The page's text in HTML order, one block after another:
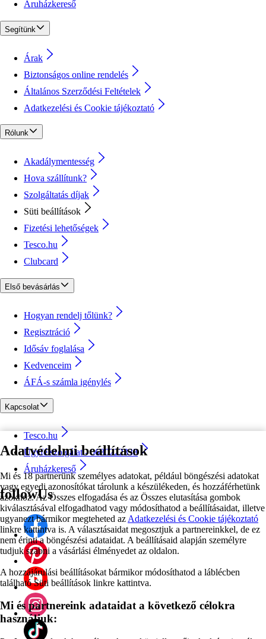
Adatvédelmi beállítások
Mi és 18 partnerünk személyes adatokat, például böngészési adatokat
vagy egyedi azonosítókat tárolunk a készülékeden, és hozzáférhetünk
azokhoz. Az Összes elfogadása és az Összes elutasítása gombok
kiválasztásával elfogadhatod vagy módosíthatod a beállításaidat, illetve
ugyanezt bármikor megteheted az Adatkezelési és Cookie tájékoztató
linkre kattintva is. A választásaidat megosztjuk a partnereinkkel, de ez
nem érinti a böngészési adataidat. A beállításaid alapján személyre
tudjuk szabni a vásárlási élményedet az oldalon.
A hozzájárulási beállításokat bármikor módosíthatod a láblécben
található Süti beállítások linkre kattintva.
Mi és partnereink adataidat a következő célokra
használjuk:
Áruházkereső
Segítünk
Árak
Biztonságos online rendelés
Általános Szerződési Feltételek
Adatkezelési és Cookie tájékoztató
Rólunk
Akadálymentesség
Hova szállítunk?
Szolgáltatás díjak
Süti beállítások
Fizetési lehetőségek
Tesco.hu
Clubcard
Első bevásárlás
Hogyan rendelj tőlünk?
Regisztráció
Idősáv foglalása
Kedvenceim
ÁFÁ-s számla igénylés
Kapcsolat
Tesco.hu
Ügyfélszolgálat - 0680222333
Áruházkereső
followUs